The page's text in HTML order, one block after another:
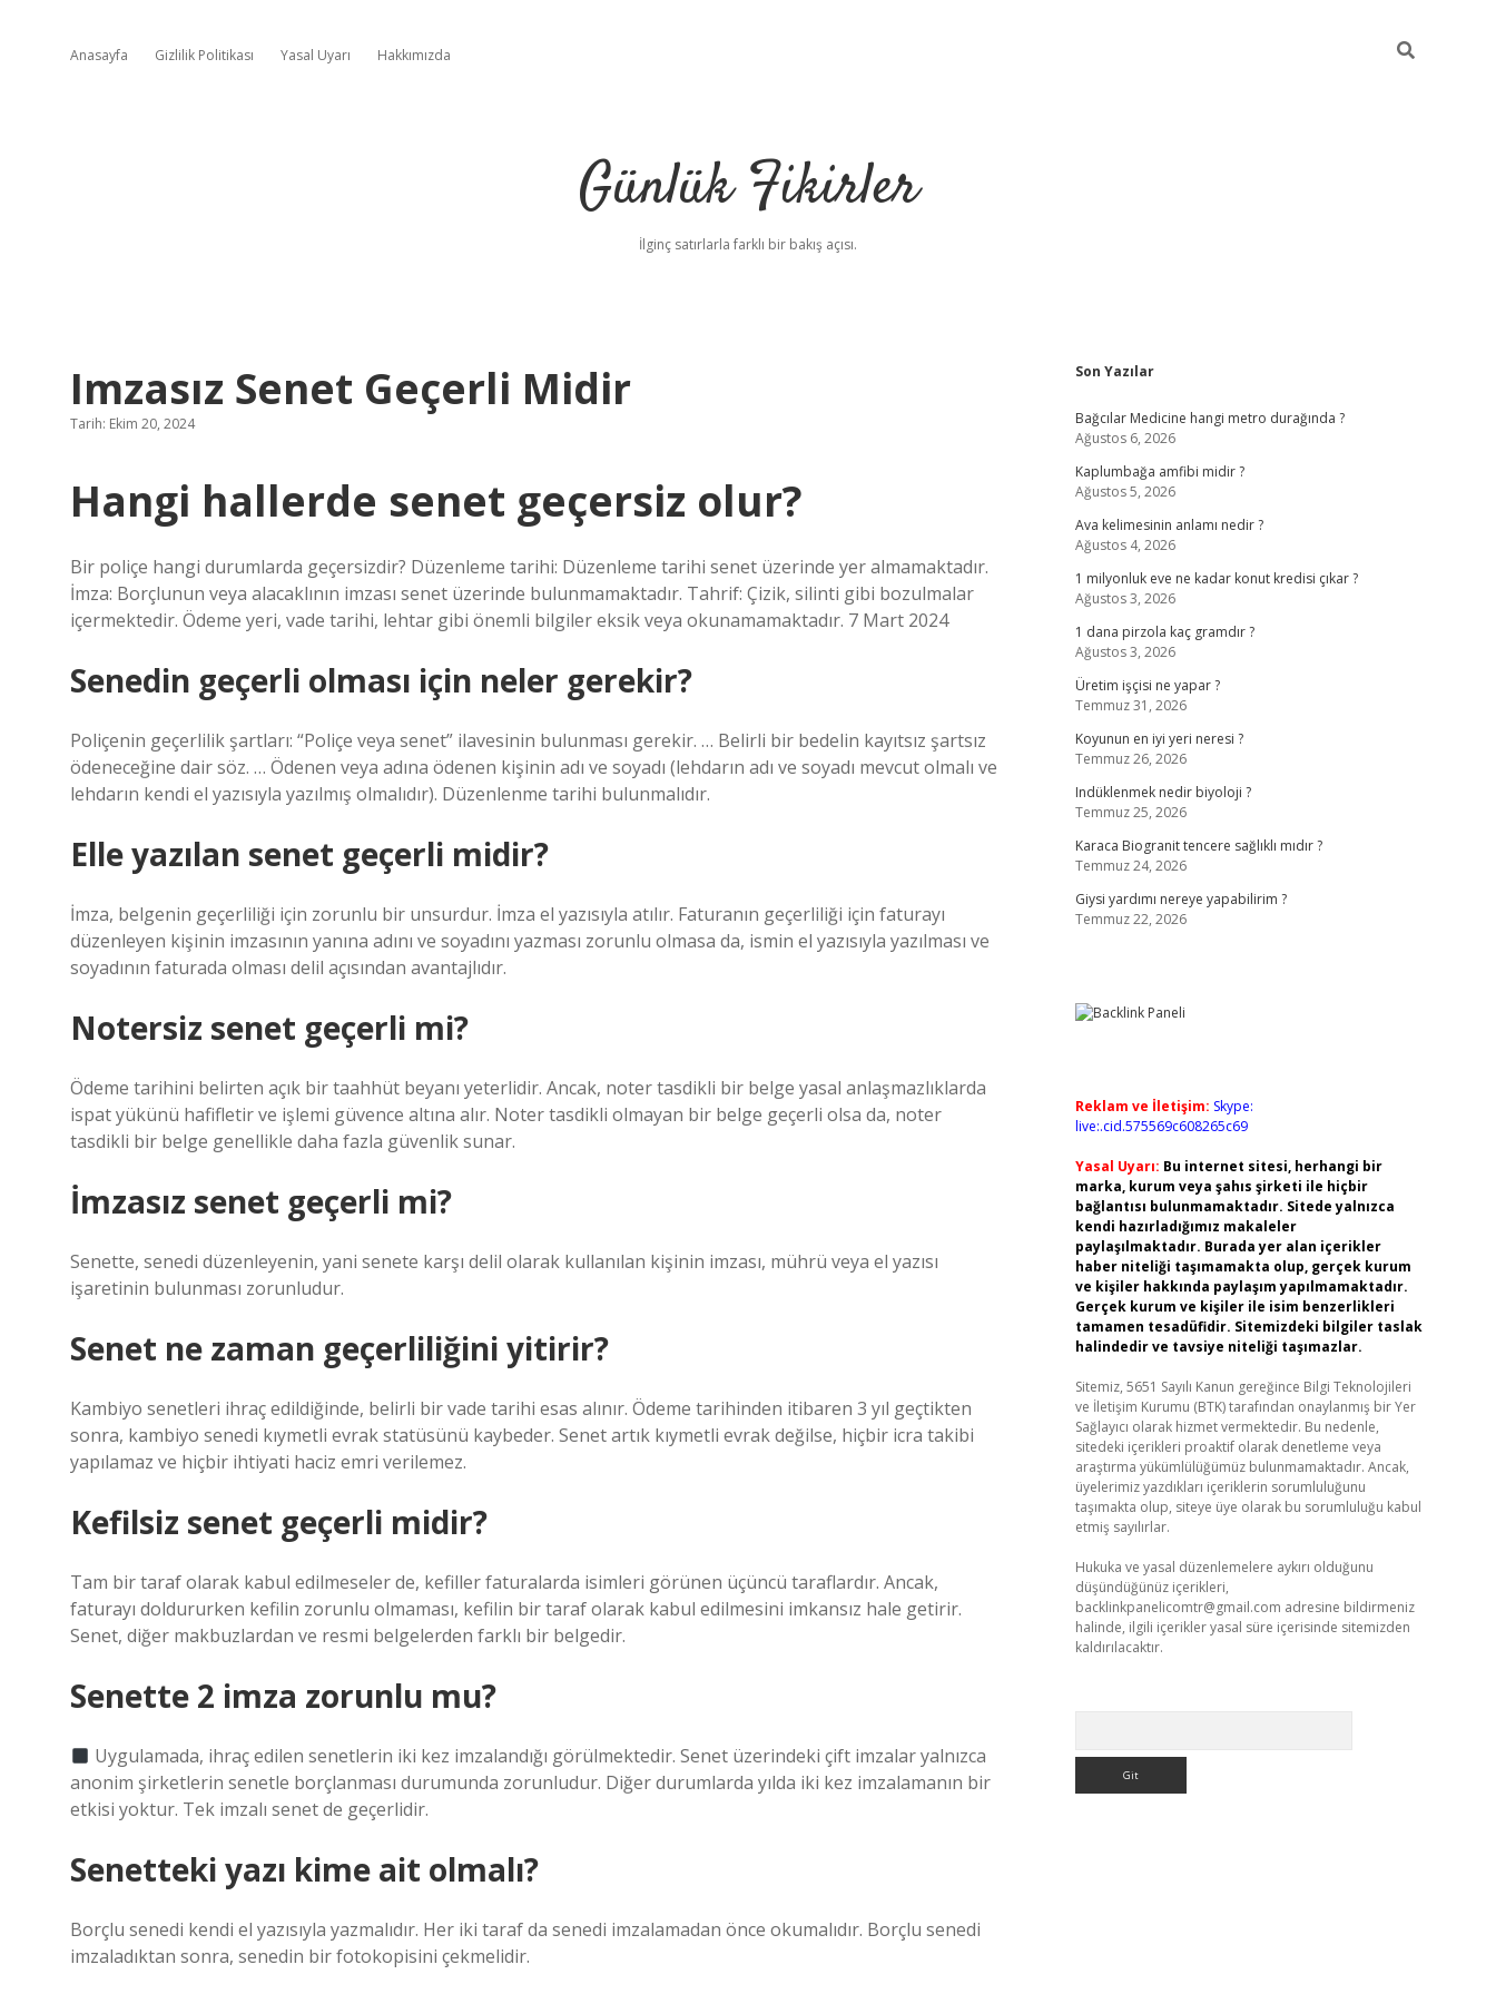
Anasayfa Gizlilik Politikası Yasal Uyarı Hakkımızda
Günlük Fikirler
İlginç satırlarla farklı bir bakış açısı.
Imzasız Senet Geçerli Midir
Tarih: Ekim 20, 2024
Hangi hallerde senet geçersiz olur?
Bir poliçe hangi durumlarda geçersizdir? Düzenleme tarihi: Düzenleme tarihi senet üzerinde yer almamaktadır.
İmza: Borçlunun veya alacaklının imzası senet üzerinde bulunmamaktadır. Tahrif: Çizik, silinti gibi bozulmalar
içermektedir. Ödeme yeri, vade tarihi, lehtar gibi önemli bilgiler eksik veya okunamamaktadır. 7 Mart 2024
Senedin geçerli olması için neler gerekir?
Poliçenin geçerlilik şartları: “Poliçe veya senet” ilavesinin bulunması gerekir. … Belirli bir bedelin kayıtsız şartsız
ödeneceğine dair söz. … Ödenen veya adına ödenen kişinin adı ve soyadı (lehdarın adı ve soyadı mevcut olmalı ve
lehdarın kendi el yazısıyla yazılmış olmalıdır). Düzenlenme tarihi bulunmalıdır.
Elle yazılan senet geçerli midir?
İmza, belgenin geçerliliği için zorunlu bir unsurdur. İmza el yazısıyla atılır. Faturanın geçerliliği için faturayı
düzenleyen kişinin imzasının yanına adını ve soyadını yazması zorunlu olmasa da, ismin el yazısıyla yazılması ve
soyadının faturada olması delil açısından avantajlıdır.
Notersiz senet geçerli mi?
Ödeme tarihini belirten açık bir taahhüt beyanı yeterlidir. Ancak, noter tasdikli bir belge yasal anlaşmazlıklarda
ispat yükünü hafifletir ve işlemi güvence altına alır. Noter tasdikli olmayan bir belge geçerli olsa da, noter
tasdikli bir belge genellikle daha fazla güvenlik sunar.
İmzasız senet geçerli mi?
Senette, senedi düzenleyenin, yani senete karşı delil olarak kullanılan kişinin imzası, mührü veya el yazısı
işaretinin bulunması zorunludur.
Senet ne zaman geçerliliğini yitirir?
Kambiyo senetleri ihraç edildiğinde, belirli bir vade tarihi esas alınır. Ödeme tarihinden itibaren 3 yıl geçtikten
sonra, kambiyo senedi kıymetli evrak statüsünü kaybeder. Senet artık kıymetli evrak değilse, hiçbir icra takibi
yapılamaz ve hiçbir ihtiyati haciz emri verilemez.
Kefilsiz senet geçerli midir?
Tam bir taraf olarak kabul edilmeseler de, kefiller faturalarda isimleri görünen üçüncü taraflardır. Ancak,
faturayı doldururken kefilin zorunlu olmaması, kefilin bir taraf olarak kabul edilmesini imkansız hale getirir.
Senet, diğer makbuzlardan ve resmi belgelerden farklı bir belgedir.
Senette 2 imza zorunlu mu?
Uygulamada, ihraç edilen senetlerin iki kez imzalandığı görülmektedir. Senet üzerindeki çift imzalar yalnızca
anonim şirketlerin senetle borçlanması durumunda zorunludur. Diğer durumlarda yılda iki kez imzalamanın bir
etkisi yoktur. Tek imzalı senet de geçerlidir.
Senetteki yazı kime ait olmalı?
Borçlu senedi kendi el yazısıyla yazmalıdır. Her iki taraf da senedi imzalamadan önce okumalıdır. Borçlu senedi
imzaladıktan sonra, senedin bir fotokopisini çekmelidir.
Sidebar
Son Yazılar
Bağcılar Medicine hangi metro durağında ?
Ağustos 6, 2026
Kaplumbağa amfibi midir ?
Ağustos 5, 2026
Ava kelimesinin anlamı nedir ?
Ağustos 4, 2026
1 milyonluk eve ne kadar konut kredisi çıkar ?
Ağustos 3, 2026
1 dana pirzola kaç gramdır ?
Ağustos 3, 2026
Üretim işçisi ne yapar ?
Temmuz 31, 2026
Koyunun en iyi yeri neresi ?
Temmuz 26, 2026
Indüklenmek nedir biyoloji ?
Temmuz 25, 2026
Karaca Biogranit tencere sağlıklı mıdır ?
Temmuz 24, 2026
Giysi yardımı nereye yapabilirim ?
Temmuz 22, 2026
Reklam ve İletişim: Skype:
live:.cid.575569c608265c69
Yasal Uyarı: Bu internet sitesi, herhangi bir
marka, kurum veya şahıs şirketi ile hiçbir
bağlantısı bulunmamaktadır. Sitede yalnızca
kendi hazırladığımız makaleler
paylaşılmaktadır. Burada yer alan içerikler
haber niteliği taşımamakta olup, gerçek kurum
ve kişiler hakkında paylaşım yapılmamaktadır.
Gerçek kurum ve kişiler ile isim benzerlikleri
tamamen tesadüfidir. Sitemizdeki bilgiler taslak
halindedir ve tavsiye niteliği taşımazlar.
Sitemiz, 5651 Sayılı Kanun gereğince Bilgi Teknolojileri
ve İletişim Kurumu (BTK) tarafından onaylanmış bir Yer
Sağlayıcı olarak hizmet vermektedir. Bu nedenle,
sitedeki içerikleri proaktif olarak denetleme veya
araştırma yükümlülüğümüz bulunmamaktadır. Ancak,
üyelerimiz yazdıkları içeriklerin sorumluluğunu
taşımakta olup, siteye üye olarak bu sorumluluğu kabul
etmiş sayılırlar.
Hukuka ve yasal düzenlemelere aykırı olduğunu
düşündüğünüz içerikleri,
backlinkpanelicomtr@gmail.com adresine bildirmeniz
halinde, ilgili içerikler yasal süre içerisinde sitemizden
kaldırılacaktır.